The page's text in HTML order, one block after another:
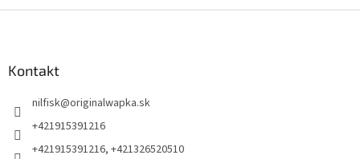
Kontakt
nilfisk@originalwapka.sk
+421915391216
+421915391216, +421326520510